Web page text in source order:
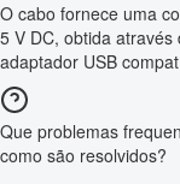
O cabo fornece uma
5 V DC, obtida
adaptador USB
Que problemas
como são resolvidos?